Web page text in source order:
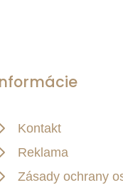
Kontakt
Reklama
Zásady ochrany